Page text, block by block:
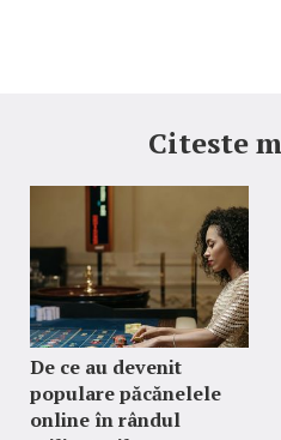
Citeste
De ce au devenit
populare păcănelele
online în rândul